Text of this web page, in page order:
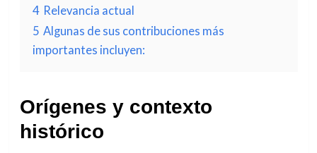
4 Relevancia actual
5 Algunas de sus contribuciones más
importantes incluyen:
Orígenes y contexto
histórico